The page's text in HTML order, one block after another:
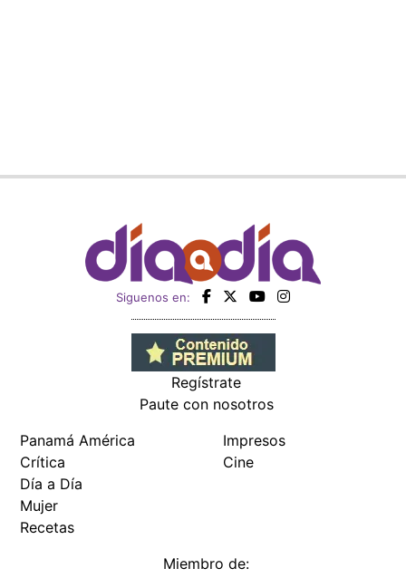
Siguenos en:
Regístrate
Paute con nosotros
Panamá América
Crítica
Día a Día
Mujer
Recetas
Impresos
Cine
Miembro de: